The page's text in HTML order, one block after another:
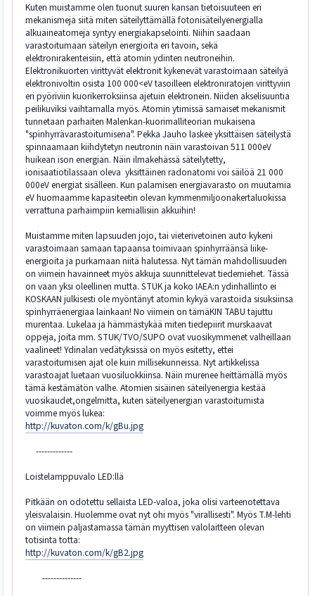
Kuten muistamme olen tuonut suuren kansan tietoisuuteen eri
mekanismeja siitä miten säteilyttämällä fotonisäteilyenergialla
alkuaineatomeja syntyy energiakapselointi. Niihin saadaan
varastoitumaan säteilyn energioita eri tavoin, sekä
elektronirakenteisiin, että atomin ydinten neutroneihin.
Elektronikuorten virittyvät elektronit kykenevät varastoimaan säteilyä
elektronivoltin osista 100 000<eV tasoilleen elektroniratojen virittyviin
eri pyöriviin kuorikerroksiinsa ajetuin elektronein. Niiden akselisuuntia
peilikuviksi vaihtamalla myös. Atomin ytimissä samaiset mekanismit
tunnetaan parhaiten Malenkan-kuorimalliteorian mukaisena
"spinhyrrävarastoitumisena". Pekka Jauho laskee yksittäisen säteilystä
spinnaamaan kiihdytetyn neutronin näin varastoivan 511 000eV
huikean ison energian. Näin ilmakehässä säteilytetty,
ionisaatiotilassaan oleva yksittäinen radonatomi voi säilöä 21 000
000eV energiat sisälleen. Kun palamisen energiavarasto on muutamia
eV huomaamme kapasiteetin olevan kymmenmiljoonakertaluokissa
verrattuna parhaimpiin kemiallisiin akkuihin!
Muistamme miten lapsuuden jojo, tai vieterivetoinen auto kykeni
varastoimaan samaan tapaansa toimivaan spinhyrräänsä liike-
energioita ja purkamaan niitä halutessa. Nyt tämän mahdollisuuden
on viimein havainneet myös akkuja suunnittelevat tiedemiehet. Tässä
on vaan yksi oleellinen mutta. STUK ja koko IAEA:n ydinhallinto ei
KOSKAAN julkisesti ole myöntänyt atomin kykyä varastoida sisuksiinsa
spinhyrräenergiaa lainkaan! No viimein on tämäKIN TABU tajuttu
murentaa. Lukelaa ja hämmästykää miten tiedepiirit murskaavat
oppeja, joita mm. STUK/TVO/SUPO ovat vuosikymmenet valheillaan
vaalineet! Ydinalan vedätyksissä on myös esitetty, ettei
varastoitumisen ajat ole kuin millisekunneissa. Nyt artikkelissa
varastoajat luetaan vuosiluokkiinsa. Näin murenee heittämällä myös
tämä kestämätön valhe. Atomien sisäinen säteilyenergia kestää
vuosikaudet,ongelmitta, kuten säteilyenergian varastoitumista
voimme myös lukea:
http://kuvaton.com/k/gBu.jpg
-------------
Loistelamppuvalo LED:llä
Pitkään on odotettu sellaista LED-valoa, joka olisi varteenotettava
yleisvalaisin. Huolemme ovat nyt ohi myös "virallisesti". Myös T.M-lehti
on viimein paljastamassa tämän myyttisen valolaitteen olevan
totisinta totta:
http://kuvaton.com/k/gB2.jpg
--------------